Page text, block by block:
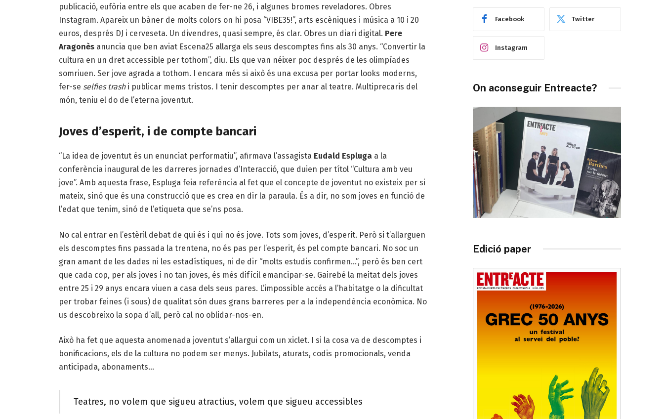
publicació, eufòria entre els que acaben de fer-ne 26, i algunes bromes reveladores. Obres
Instagram. Apareix un bàner de molts colors on hi posa “VIBE35!”, arts escèniques i música a 10 i 20
euros, després DJ i cerveseta. Un divendres, quasi sempre, és clar. Obres un dia­ri digital. Pere
Aragonèsanuncia que ben aviat Escena25 allarga els seus descomptes fins als 30 anys. “Convertir la
cultura en un dret accessible per tothom”, diu. Els que van néixer poc després de les olimpíades
somriuen. Ser jove agrada a tothom. I encara més si això és una excusa per portar looks moderns,
fer-se selfies trashi publicar mems tristos. I tenir descomptes per anar al teatre. Multiprecaris del
món, teniu el do de l’eterna joventut.
Joves d’esperit, i de compte bancari
“La idea de joventut és un enunciat performatiu”, afirmava l’assagista Eudald Espluga a la
conferència inaugural de les darreres jornades d’Interacció, que duien per títol “Cultura amb veu
jove”. Amb aquesta frase, Espluga feia referència al fet que el concepte de joventut no existeix per si
mateix, sinó que és una construcció que es crea en dir la paraula. És a dir, no som joves en funció de
l’edat que tenim, sinó de l’etiqueta que se’ns posa.
No cal entrar en l’estèril debat de qui és i qui no és jove. Tots som joves, d’esperit. Però si t’allarguen
els descomptes fins passada la trentena, no és pas per l’esperit, és pel compte bancari. No soc un
gran amant de les dades ni les estadístiques, ni de dir “molts estudis confirmen…”, però és ben cert
que cada cop, per als joves i no tan joves, és més difícil emancipar-se. Gairebé la meitat dels joves
entre 25 i 29 anys encara viuen a casa dels seus pares. L’impossible accés a l’habitatge o la dificultat
per trobar feines (i sous) de qualitat són dues grans barreres per a la independència econòmica. No
us descobreixo la sopa d’all, però cal no oblidar-nos-en.
Això ha fet que aquesta anomenada joventut s’allargui com un xiclet. I si la cosa va de descomptes i
bonificacions, els de la cultura no podem ser menys. Jubilats, aturats, codis promocionals, venda
anticipada, abonaments…
Teatres, no volem que sigueu atractius, volem que sigueu accessibles
Facebook Twitter
Instagram
On aconseguir Entreacte?
Edició paper